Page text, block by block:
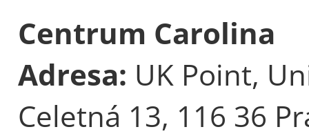
Centrum Carolina
Adresa: UK Point,
Celetná 13, 116 36